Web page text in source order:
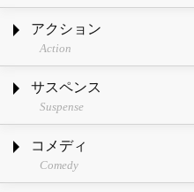
アクション
Action
サスペンス
Suspense
コメディ
Comedy